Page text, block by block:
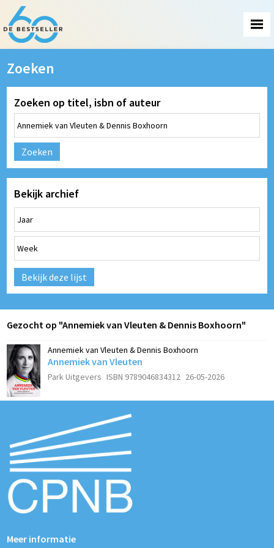
Zoeken
Zoeken op titel, isbn of auteur
Zoeken
Bekijk archief
Bekijk deze lijst
Gezocht op "Annemiek van Vleuten & Dennis Boxhoorn"
Annemiek van Vleuten & Dennis Boxhoorn
Annemiek van Vleuten
Park Uitgevers ISBN 9789046834312 26-05-2026
Meer informatie